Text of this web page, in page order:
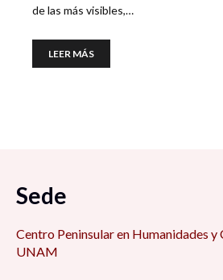
de las más visibles,…
LEER MÁS
Sede
Centro Peninsular en Humanidades y
UNAM